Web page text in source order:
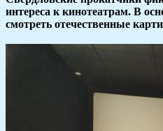
интереса к кинотеатрам. В
смотреть отечественные